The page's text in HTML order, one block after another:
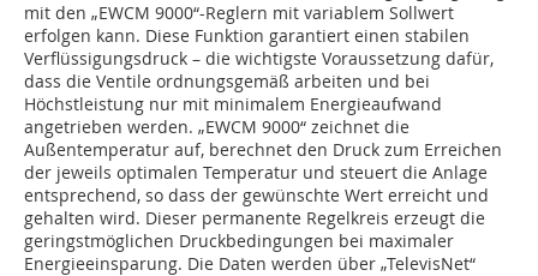
mit den „EWCM 9000“-Reglern mit variablem Sollwert
erfolgen kann. Diese Funktion garantiert einen stabilen
Verflüssigungsdruck – die wichtigste Voraussetzung dafür,
dass die Ventile ordnungsgemäß arbeiten und bei
Höchstleistung nur mit minimalem Energieaufwand
angetrieben werden. „EWCM 9000“ zeichnet die
Außentemperatur auf, berechnet den Druck zum Erreichen
der jeweils optimalen Temperatur und steuert die Anlage
entsprechend, so dass der gewünschte Wert erreicht und
gehalten wird. Dieser permanente Regelkreis erzeugt die
geringstmöglichen Druckbedingungen bei maximaler
Energieeinsparung. Die Daten werden über „TelevisNet“